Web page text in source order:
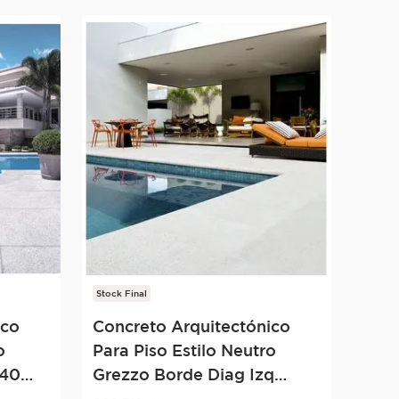
Stock Final
Concreto Arquitectónico
Para Piso Estilo Neutro
Grezzo Borde Diag Izq